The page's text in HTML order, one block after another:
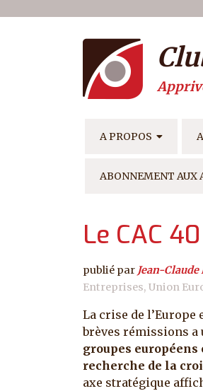
Menu du
A PROPOS
ABONNEMENT AUX
Le CAC
publié par Jean-Claude
Entreprises Union
La crise de l’Europe
brèves rémissions a
groupes
recherche de la
axe stratégique